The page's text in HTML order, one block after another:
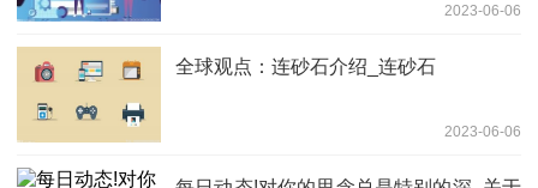
2023-06-06
全球观点：连砂石介绍_连砂石
2023-06-06